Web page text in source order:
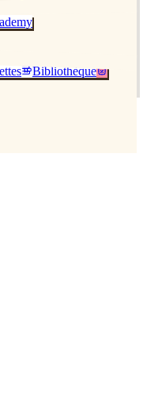
Bibliothèque